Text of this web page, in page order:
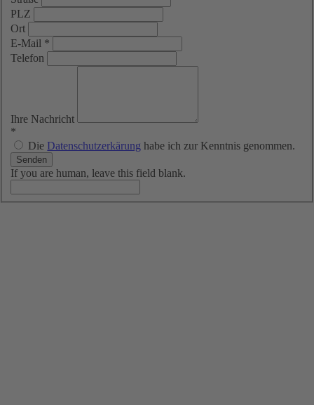
PLZ
Ort
E-Mail *
Telefon
Ihre Nachricht
*
Die Datenschutzerkärung habe ich zur Kenntnis genommen.
If you are human, leave this field blank.